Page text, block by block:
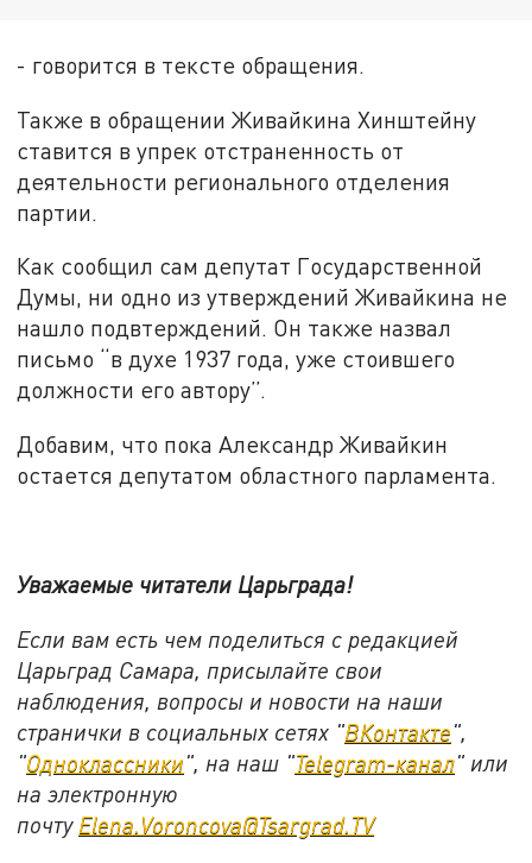
- говорится в тексте обращения.
Также в обращении Живайкина Хинштейну
ставится в упрек отстраненность от
деятельности регионального отделения
партии.
Как сообщил сам депутат Государственной
Думы, ни одно из утверждений Живайкина не
нашло подвтерждений. Он также назвал
письмо “в духе 1937 года, уже стоившего
должности его автору”.
Добавим, что пока Александр Живайкин
остается депутатом областного парламента.
Уважаемые читатели Царьграда!
Если вам есть чем поделиться с редакцией
Царьград Самара, присылайте свои
наблюдения, вопросы и новости на наши
странички в социальных сетях "ВКонтакте",
"Одноклассники", на наш "Telegram-канал" или
на электронную
почту Elena.Voroncova@Tsargrad.TV